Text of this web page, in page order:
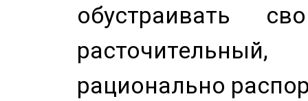
обустраивать
рационально